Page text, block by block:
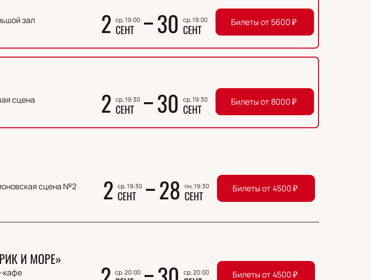
зал 2 ср, 19:00
СЕНТ 30 ср, 19:00
СЕНТ Билеты от 5600₽
сцена 2 ср, 19:30
СЕНТ 30 ср, 19:30
СЕНТ Билеты от 8000₽
сцена №2
2 ср, 19:30
СЕНТ 28 пн, 19:30
СЕНТ Билеты от 4500₽
И МОРЕ»
кафе ср, 20:00 ср, 20:00 Билеты от 4500₽